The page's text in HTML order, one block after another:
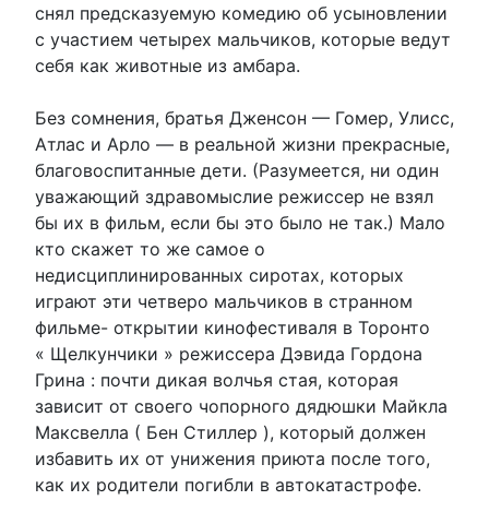
снял предсказуемую комедию об усыновлении
с участием четырех мальчиков, которые ведут
себя как животные из амбара.
Без сомнения, братья Дженсон — Гомер, Улисс,
Атлас и Арло — в реальной жизни прекрасные,
благовоспитанные дети. (Разумеется, ни один
уважающий здравомыслие режиссер не взял
бы их в фильм, если бы это было не так.) Мало
кто скажет то же самое о
недисциплинированных сиротах, которых
играют эти четверо мальчиков в странном
фильме- открытии кинофестиваля в Торонто
« Щелкунчики » режиссера Дэвида Гордона
Грина : почти дикая волчья стая, которая
зависит от своего чопорного дядюшки Майкла
Максвелла ( Бен Стиллер ), который должен
избавить их от унижения приюта после того,
как их родители погибли в автокатастрофе.